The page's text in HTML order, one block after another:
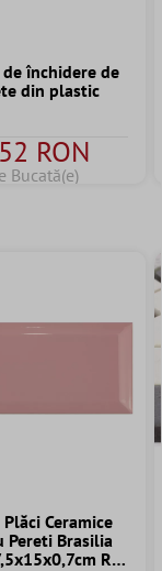
închidere de
din plastic
RON
Bucată(e)
Ceramice
Pereti Brasilia
Roz